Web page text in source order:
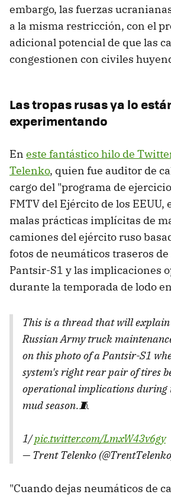
embargo, las fuerzas
a la misma restricción, con el
adicional potencial de que las
congestionen con civiles
Las tropas rusas ya lo
experimentando
En este fantástico hilo de
Telenko, quien fue auditor de
cargo del "programa de
FMTV del Ejército de los EEUU,
malas prácticas implícitas de
camiones del ejército ruso
fotos de neumáticos traseros
Pantsir-S1 y las implicaciones
durante la temporada de lodo
This is a thread that will
Russian Army truck
on this photo of a Pantsir-S1
system's right rear pair of tires
operational implications
mud season.🧵
1/pic.twitter.com/LmxW43v6gy
— Trent Telenko
"Cuando dejas neumáticos de